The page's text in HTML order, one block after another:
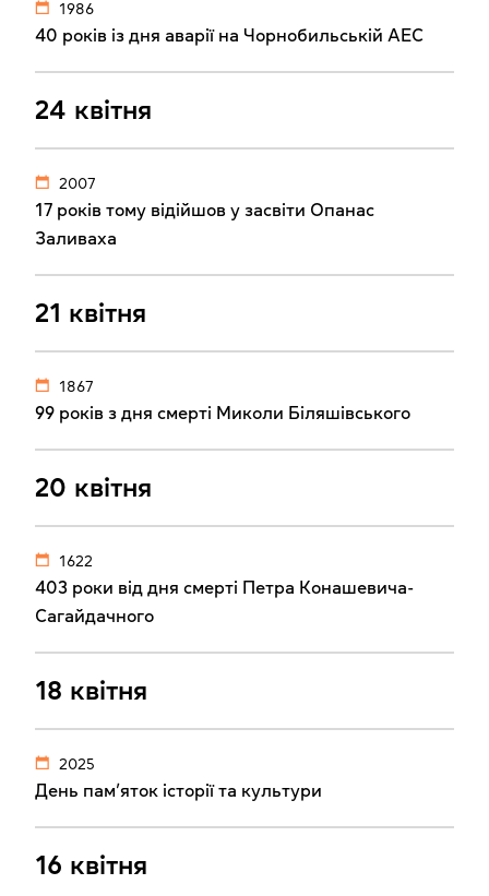
1986
40 років із дня аварії на Чорнобильській АЕС
24 квітня
2007
17 років тому відійшов у засвіти Опанас
Заливаха
21 квітня
1867
99 років з дня смерті Миколи Біляшівського
20 квітня
1622
403 роки від дня смерті Петра Конашевича-
Сагайдачного
18 квітня
2025
День пам’яток історії та культури
16 квітня